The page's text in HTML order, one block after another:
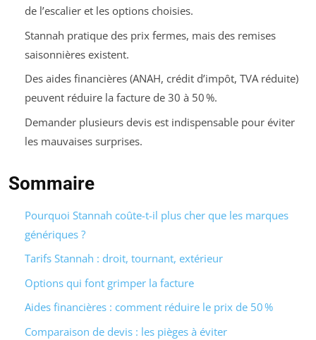
de l’escalier et les options choisies.
Stannah pratique des prix fermes, mais des remises
saisonnières existent.
Des aides financières (ANAH, crédit d’impôt, TVA réduite)
peuvent réduire la facture de 30 à 50 %.
Demander plusieurs devis est indispensable pour éviter
les mauvaises surprises.
Sommaire
Pourquoi Stannah coûte-t-il plus cher que les marques
génériques ?
Tarifs Stannah : droit, tournant, extérieur
Options qui font grimper la facture
Aides financières : comment réduire le prix de 50 %
Comparaison de devis : les pièges à éviter